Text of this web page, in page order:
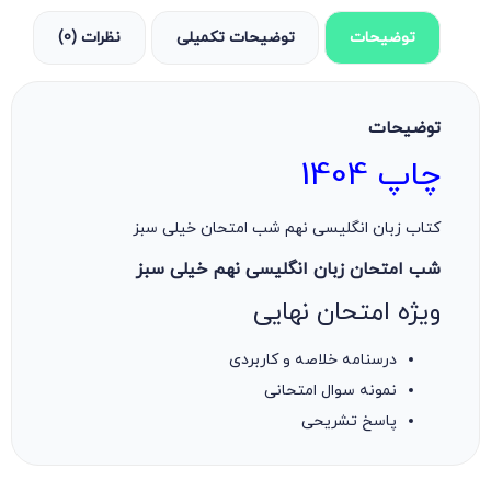
توضیحات توضیحات تکمیلی نظرات (0)
توضیحات
چاپ 1404
کتاب زبان انگلیسی نهم شب امتحان خیلی سبز
شب امتحان زبان انگلیسی نهم خیلی سبز
ویژه امتحان نهایی
درسنامه خلاصه و کاربردی
نمونه سوال امتحانی
پاسخ تشریحی